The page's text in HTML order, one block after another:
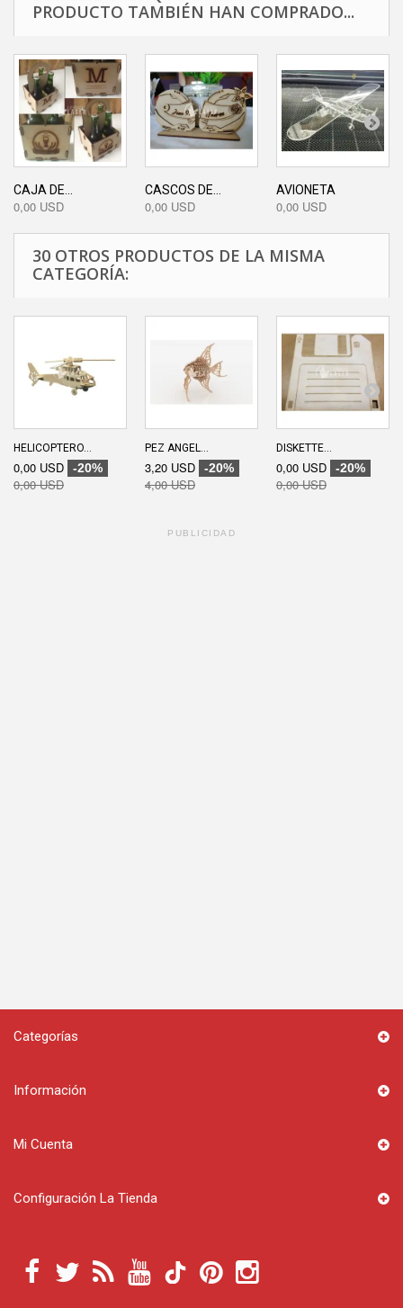
PRODUCTO TAMBIÉN HAN COMPRADO...
CAJA DE...
0,00 USD
CASCOS DE...
0,00 USD
AVIONETA
0,00 USD
30 OTROS PRODUCTOS DE LA MISMA
CATEGORÍA:
HELICOPTERO...
0,00 USD -20%
0,00 USD
PEZ ANGEL...
3,20 USD -20%
4,00 USD
DISKETTE...
0,00 USD -20%
0,00 USD
PUBLICIDAD
Categorías
Información
Mi Cuenta
Configuración La Tienda